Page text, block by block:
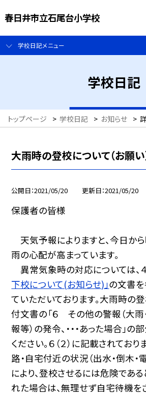
春日井市立石尾台小学校
学校日記メニュー
学校日記
トップページ > 学校日記 > お知らせ >
大雨時の登校について（お願い
公開日 2021/05/20 更新日 2021/05/20
保護者の皆様
天気予報によりますと、今日か
雨の心配が高まっています。
異常気象時の対応については、
下校について(お知らせ)」の文書
ていただいております。大雨時の
付文書の「６ その他の警報（大雨
報等）の発令、・・・あった場合」
ください。６（２）に記載されてお
路・自宅付近の状況（出水・倒木・電
により、登校させるには危険であ
れた場合は、無理せず自宅待機を